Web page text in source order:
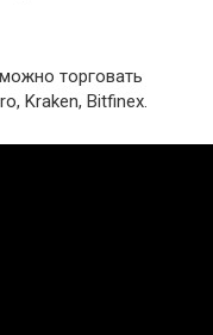
торговать
Kraken, Bitfinex.